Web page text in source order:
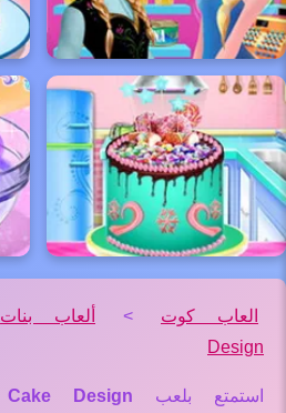
العاب كوت > ألعاب بنات
Design
استمتع بلعب Cake Design